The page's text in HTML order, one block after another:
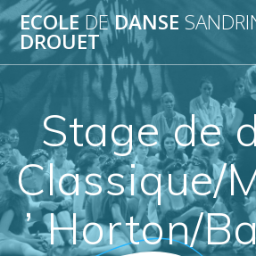
au
ECOLEDEDANSE
DROUET
Stage de
Classique/
’ Horton/